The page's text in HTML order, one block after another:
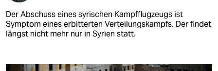
Der Abschuss eines syrischen Kampfflugzeugs ist
Symptom eines erbitterten Verteilungskampfs. Der findet
längst nicht mehr nur in Syrien statt.